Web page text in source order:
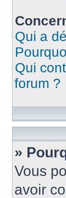
Qui a
Qui
forum ?
»
Vous
avoir